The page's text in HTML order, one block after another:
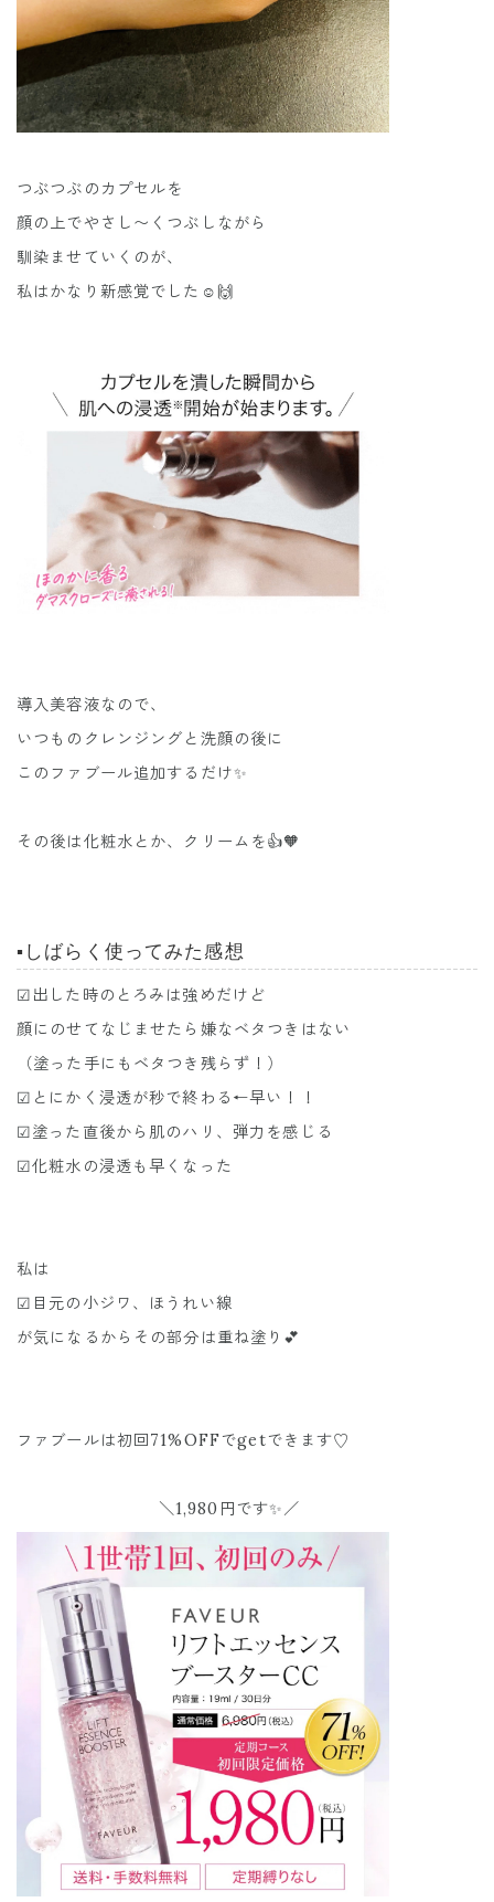
つぶつぶのカプセルを
顔の上でやさし〜くつぶしながら
馴染ませていくのが、
私はかなり新感覚でした☺️🙌
導入美容液なので、
いつものクレンジングと洗顔の後に
このファブール追加するだけ✨
その後は化粧水とか、クリームを👍🧡
▪️しばらく使ってみた感想
☑︎出した時のとろみは強めだけど
顔にのせてなじませたら嫌なベタつきはない
（塗った手にもベタつき残らず！）
☑︎とにかく浸透が秒で終わる←早い！！
☑︎塗った直後から肌のハリ、弾力を感じる
☑︎化粧水の浸透も早くなった
私は
☑︎目元の小ジワ、ほうれい線
が気になるからその部分は重ね塗り💕
ファブールは初回71%OFFでgetできます♡
＼1,980円です✨／